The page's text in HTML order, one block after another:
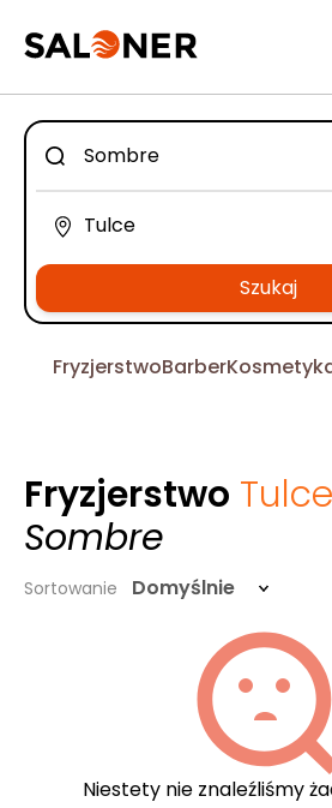
Szukaj
FryzjerstwoBarber
Fryzjerstwo Tulce
Sombre
Sortowanie Domyślnie
Niestety nie znaleźliśmy